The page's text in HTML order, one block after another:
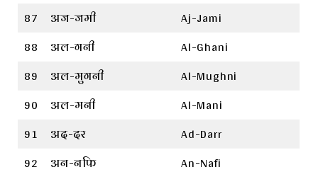
87
अज-जमी
Aj-Jami
88
अल-गनी
Al-Ghani
89
अल-मुगनी
Al-Mughni
90
अल-मनी
Al-Mani
91
अद-दर
Ad-Darr
92
अन-नफि
An-Nafi